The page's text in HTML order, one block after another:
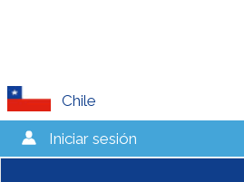
Chile
Iniciar sesión